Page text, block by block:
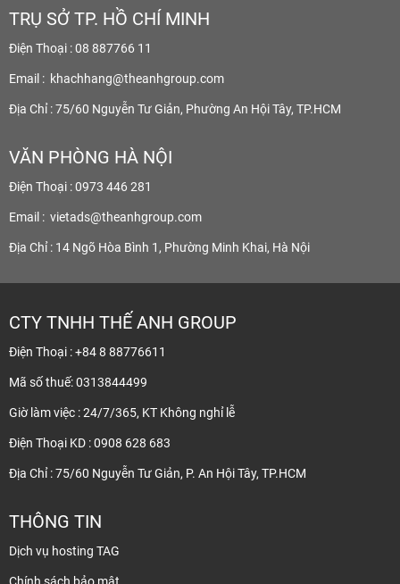
TRỤ SỞ TP. HỒ CHÍ MINH
Điện Thoại : 08 887766 11
Email : khachhang@theanhgroup.com
Địa Chỉ : 75/60 Nguyễn Tư Giản, Phường An Hội Tây, TP.HCM
VĂN PHÒNG HÀ NỘI
Điện Thoại : 0973 446 281
Email : vietads@theanhgroup.com
Địa Chỉ : 14 Ngõ Hòa Bình 1, Phường Minh Khai, Hà Nội
CTY TNHH THẾ ANH GROUP
Điện Thoại : +84 8 88776611
Mã số thuế: 0313844499
Giờ làm việc : 24/7/365, KT Không nghỉ lễ
Điện Thoại KD : 0908 628 683
Địa Chỉ : 75/60 Nguyễn Tư Giản, P. An Hội Tây, TP.HCM
THÔNG TIN
Dịch vụ hosting TAG